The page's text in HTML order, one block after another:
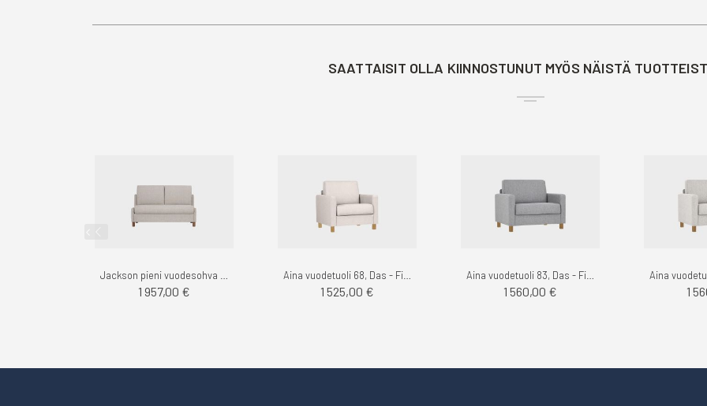
SAATTAISIT OLLA KIINNOSTUNUT MYÖS NÄISTÄ
1 957,00 € 1 525,00 € 1 560,00 € 1